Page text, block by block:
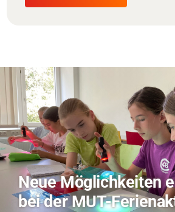
TVO berichtet über
zu KI in der